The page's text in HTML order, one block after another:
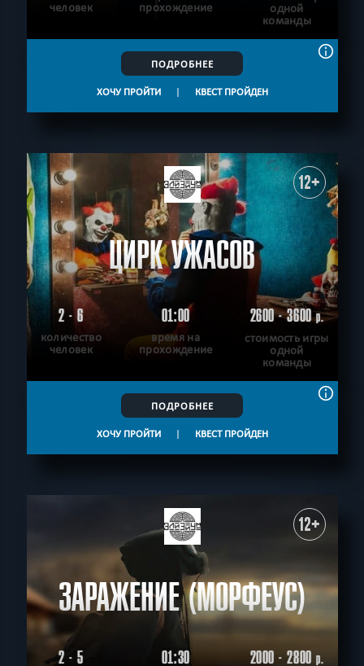
человек
прохождение
одной
команды
ПОДРОБНЕЕ
ХОЧУ ПРОЙТИ | КВЕСТ ПРОЙДЕН
12+
ЦИРК УЖАСОВ
2 - 6
количество
человек
01:00
время на
прохождение
2600 - 3600р.
стоимость игры
одной
команды
ПОДРОБНЕЕ
ХОЧУ ПРОЙТИ | КВЕСТ ПРОЙДЕН
12+
ЗАРАЖЕНИЕ (МОРФЕУС)
2 - 5 01:30 2000 - 2800р.